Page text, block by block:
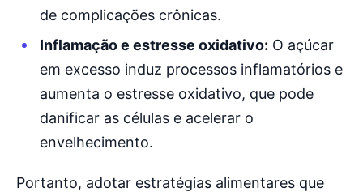
de complicações crônicas.
Inflamação e estresse oxidativo: O açúcar
em excesso induz processos inflamatórios e
aumenta o estresse oxidativo, que pode
danificar as células e acelerar o
envelhecimento.
Portanto, adotar estratégias alimentares que